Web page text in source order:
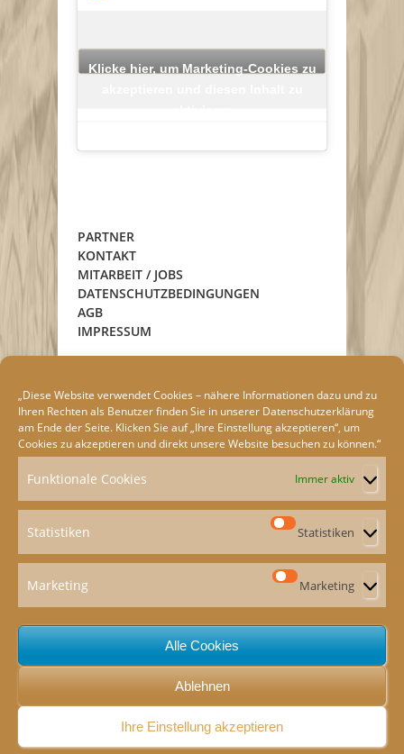
„Diese Website verwendet Cookies – nähere Informationen dazu und zu
Ihren Rechten als Benutzer finden Sie in unserer Datenschutzerklärung
am Ende der Seite. Klicken Sie auf „Ihre Einstellung akzeptieren“, um
Cookies zu akzeptieren und direkt unsere Website besuchen zu können.“
Funktionale Cookies Immer aktiv
Statistiken Statistiken
Marketing Marketing
Alle Cookies
Ablehnen
Ihre Einstellung akzeptieren
Klicke hier, um Marketing-Cookies zu
PARTNER
KONTAKT
MITARBEIT / JOBS
DATENSCHUTZBEDINGUNGEN
AGB
IMPRESSUM